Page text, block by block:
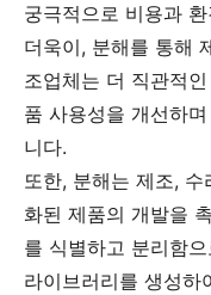
궁극적으로 비용과
더욱이, 분해를 통해
조업체는 더 직관적
품 사용성을 개선하
니다.
또한, 분해는 제조,
화된 제품의 개발을
를 식별하고 분리함
라이브러리를 생성하